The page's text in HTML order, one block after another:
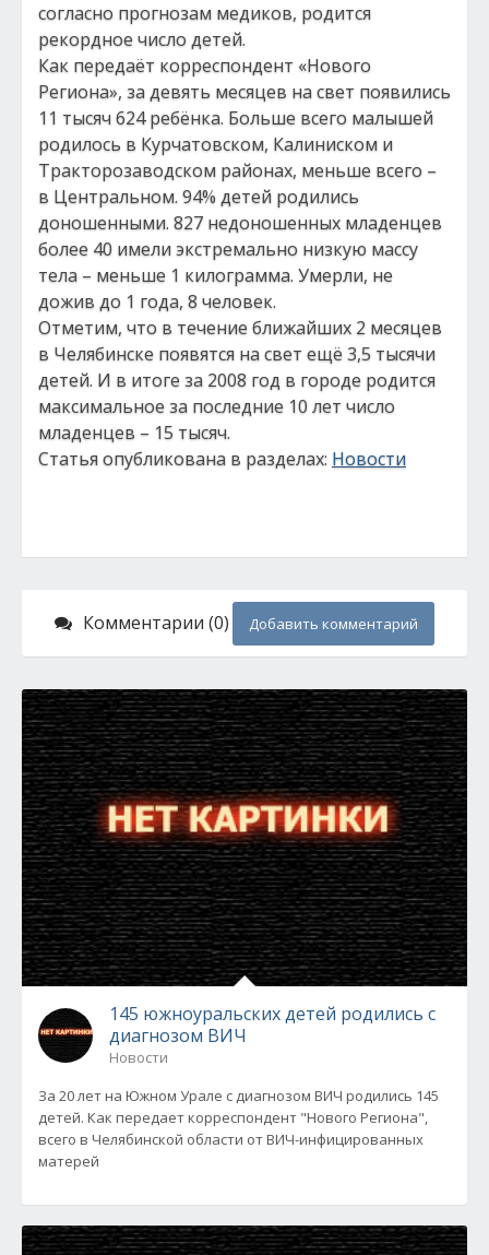
согласно прогнозам медиков, родится
рекордное число детей.
Как передаёт корреспондент «Нового
Региона», за девять месяцев на свет появились
11 тысяч 624 ребёнка. Больше всего малышей
родилось в Курчатовском, Калиниском и
Тракторозаводском районах, меньше всего –
в Центральном. 94% детей родились
доношенными. 827 недоношенных младенцев
более 40 имели экстремально низкую массу
тела – меньше 1 килограмма. Умерли, не
дожив до 1 года, 8 человек.
Отметим, что в течение ближайших 2 месяцев
в Челябинске появятся на свет ещё 3,5 тысячи
детей. И в итоге за 2008 год в городе родится
максимальное за последние 10 лет число
младенцев – 15 тысяч.
Статья опубликована в разделах: Новости
Комментарии (0) Добавить комментарий
145 южноуральских детей родились с
диагнозом ВИЧ
Новости
За 20 лет на Южном Урале с диагнозом ВИЧ родились 145
детей. Как передает корреспондент "Нового Региона",
всего в Челябинской области от ВИЧ-инфицированных
матерей